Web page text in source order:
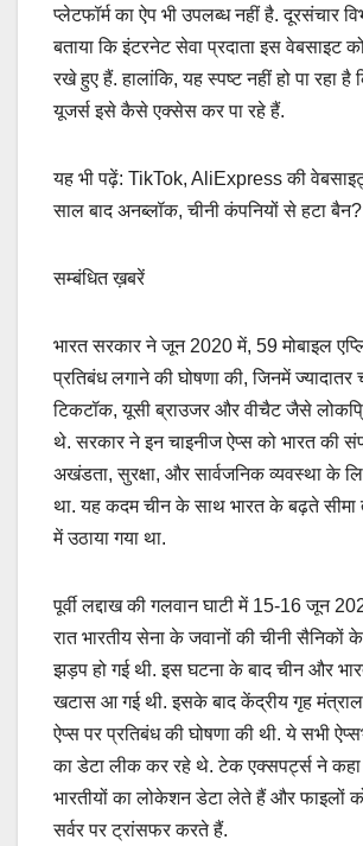
प्लेटफॉर्म का ऐप भी उपलब्ध नहीं है. दूरसंचार
बताया कि इंटरनेट सेवा प्रदाता इस वेबसाइट
रखे हुए हैं. हालांकि, यह स्पष्ट नहीं हो पा रहा
यूजर्स इसे कैसे एक्सेस कर पा रहे हैं.
यह भी पढ़ें: TikTok, AliExpress की
साल बाद अनब्लॉक, चीनी कंपनियों से हटा बैन?
सम्बंधित ख़बरें
भारत सरकार ने जून 2020 में, 59 मोबाइल
प्रतिबंध लगाने की घोषणा की, जिनमें ज्यादातर
टिकटॉक, यूसी ब्राउजर और वीचैट जैसे
थे. सरकार ने इन चाइनीज ऐप्स को भारत की
अखंडता, सुरक्षा, और सार्वजनिक व्यवस्था के
था. यह कदम चीन के साथ भारत के बढ़ते सीमा
में उठाया गया था.
पूर्वी लद्दाख की गलवान घाटी में 15-16 जून
रात भारतीय सेना के जवानों की चीनी सैनिकों
झड़प हो गई थी. इस घटना के बाद चीन और
खटास आ गई थी. इसके बाद केंद्रीय गृह
ऐप्स पर प्रतिबंध की घोषणा की थी. ये सभी
का डेटा लीक कर रहे थे. टेक एक्सपर्ट्स ने कहा
भारतीयों का लोकेशन डेटा लेते हैं और फाइलों
सर्वर पर ट्रांसफर करते हैं.